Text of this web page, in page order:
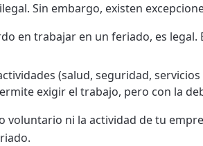
Sin embargo, existen
en trabajar en un feriado, es
(salud, seguridad,
exigir el trabajo, pero con la
ni la actividad de tu